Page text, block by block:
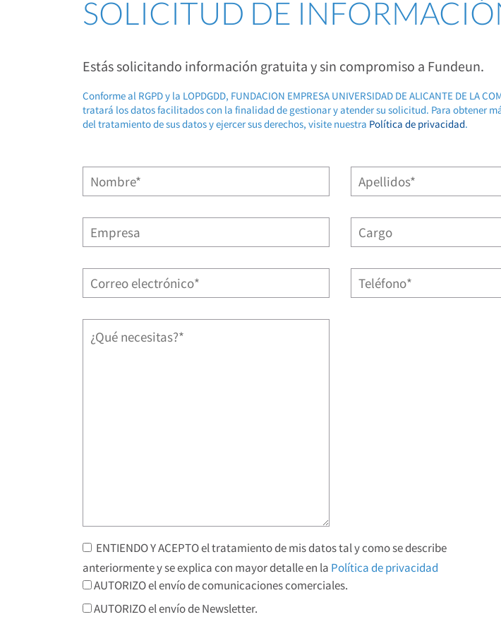
SOLICITUD DE
Estás solicitando información gratuita y sin compromiso a Fundeun.
Conforme al RGPD y la LOPDGDD, FUNDACION EMPRESA UNIVERSIDAD DE ALICANTE DE LA
tratará los datos facilitados con la finalidad de gestionar y atender su solicitud. Para obtener
del tratamiento de sus datos y ejercer sus derechos, visite nuestra Política de privacidad.
ENTIENDO Y ACEPTO el tratamiento de mis datos tal y como se describe
anteriormente y se explica con mayor detalle en la Política de privacidad
AUTORIZO el envío de comunicaciones comerciales.
AUTORIZO el envío de Newsletter.